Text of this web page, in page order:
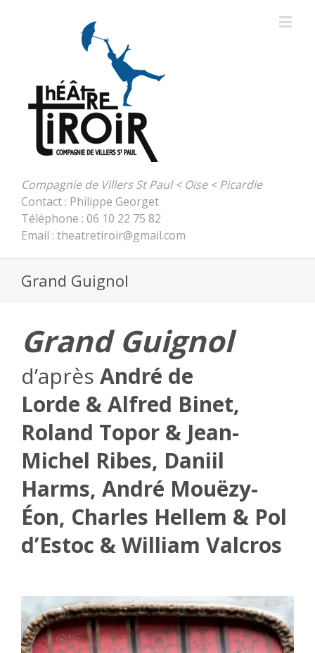
Compagnie de Villers St Paul < Oise < Picardie
Contact : Philippe Georget
Téléphone : 06 10 22 75 82
Email : theatretiroir@gmail.com
Grand Guignol
Grand Guignol
d’après André de
Lorde & Alfred Binet,
Roland Topor & Jean-
Michel Ribes, Daniil
Harms, André Mouëzy-
Éon, Charles Hellem & Pol
d’Estoc & William Valcros